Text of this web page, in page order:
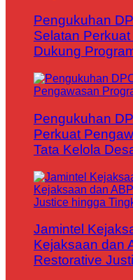
Pengukuhan
Selatan
Dukung
Pengukuhan
Perkuat
Tata Kelola
Jamintel
Kejaksaan dan
Restorative